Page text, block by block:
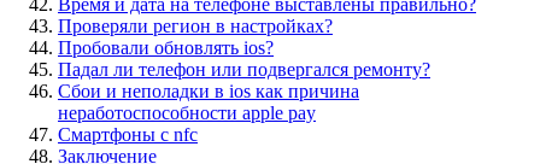
Проверяли регион в настройках?
Пробовали обновлять ios?
Падал ли телефон или подвергался ремонту?
Сбои и неполадки в ios как причина
неработоспособности apple pay
Смартфоны с nfc
Заключение